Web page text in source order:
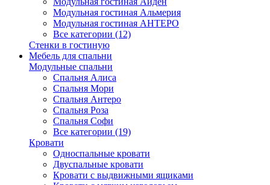
Модульная гостиная Альмерия
Модульная гостиная АНТЕРО
Все категории (12)
Стенки в гостиную
Мебель для спальни
Модульные спальни
Спальня Алиса
Спальня Мори
Спальня Антеро
Спальня Роза
Спальня Софи
Все категории (19)
Кровати
Односпальные кровати
Двуспальные кровати
Кровати с выдвижными ящиками